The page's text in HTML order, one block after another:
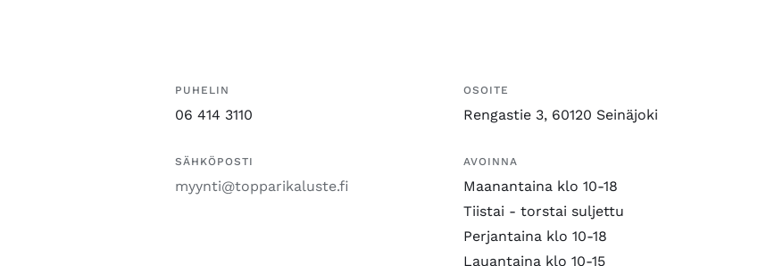
PUHELIN
06 414 3110
SÄHKÖPOSTI
myynti@topparikaluste.fi
OSOITE
Rengastie 3, 60120 Seinäjoki
AVOINNA
Maanantaina klo 10-18
Tiistai - torstai suljettu
Perjantaina klo 10-18
Lauantaina klo 10-15